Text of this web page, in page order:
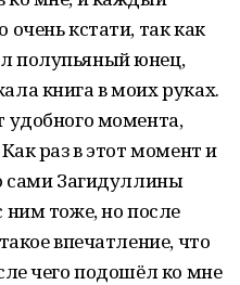
кстати, так как
полупьяный юнец,
книга в моих руках.
удобного момента,
раз в этот момент и
сами Загидуллины
ним тоже, но после
впечатление, что
чего подошёл ко мне